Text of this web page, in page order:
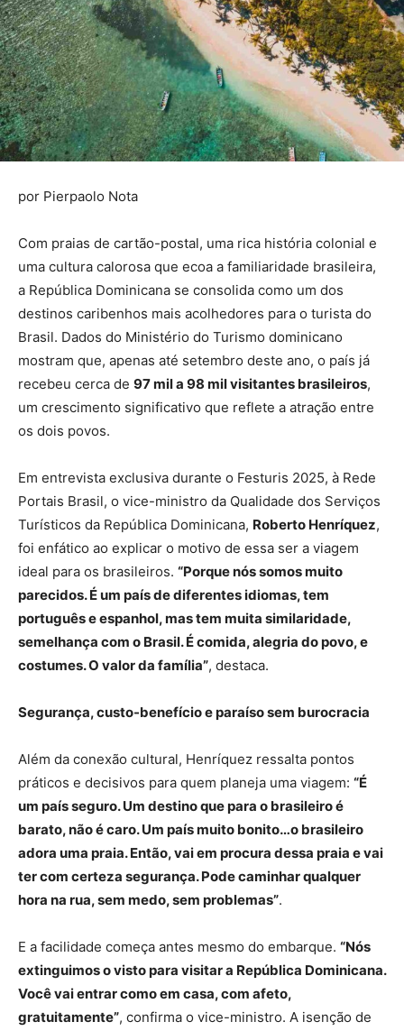
por Pierpaolo Nota
Com praias de cartão-postal, uma rica história colonial e
uma cultura calorosa que ecoa a familiaridade brasileira,
a República Dominicana se consolida como um dos
destinos caribenhos mais acolhedores para o turista do
Brasil. Dados do Ministério do Turismo dominicano
mostram que, apenas até setembro deste ano, o país já
recebeu cerca de 97 mil a 98 mil visitantes brasileiros,
um crescimento significativo que reflete a atração entre
os dois povos.
Em entrevista exclusiva durante o Festuris 2025, à Rede
Portais Brasil, o vice-ministro da Qualidade dos Serviços
Turísticos da República Dominicana, Roberto Henríquez,
foi enfático ao explicar o motivo de essa ser a viagem
ideal para os brasileiros. “Porque nós somos muito
parecidos. É um país de diferentes idiomas, tem
português e espanhol, mas tem muita similaridade,
semelhança com o Brasil. É comida, alegria do povo, e
costumes. O valor da família”, destaca.
Segurança, custo-benefício e paraíso sem burocracia
Além da conexão cultural, Henríquez ressalta pontos
práticos e decisivos para quem planeja uma viagem: “É
um país seguro. Um destino que para o brasileiro é
barato, não é caro. Um país muito bonito…o brasileiro
adora uma praia. Então, vai em procura dessa praia e vai
ter com certeza segurança. Pode caminhar qualquer
hora na rua, sem medo, sem problemas”.
E a facilidade começa antes mesmo do embarque. “Nós
extinguimos o visto para visitar a República Dominicana.
Você vai entrar como em casa, com afeto,
gratuitamente”, confirma o vice-ministro. A isenção de